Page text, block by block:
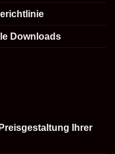
Downloads
Ihrer